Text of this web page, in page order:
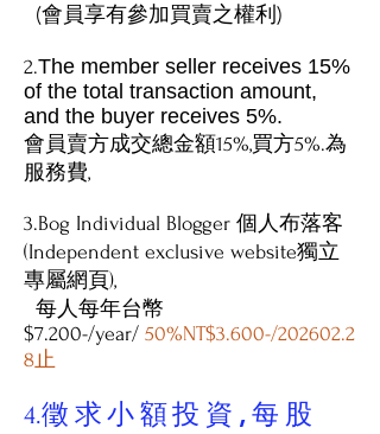
(會員享有參加買賣之權利)
2.The member seller receives 15%
of the total transaction amount,
and the buyer receives 5%.
會員賣方成交總金額15%,買方5%.為
服務費,
3.Bog Individual Blogger 個人布落客
(Independent exclusive website獨立
專屬網頁),
每人每年台幣
$7.200-/year/ 50%NT$3.600-/202602.2
8止
4.徵求小額投資,每股